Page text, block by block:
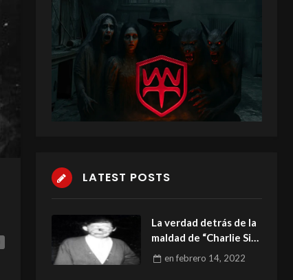
LATEST POSTS
La verdad detrás de la
maldad de “Charlie Sin
Cara”.
enfebrero 14, 2022